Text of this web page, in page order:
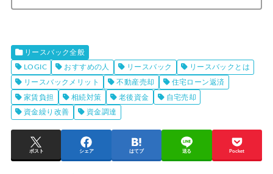
リースバック全般
LOGIC おすすめの人 リースバック リースバックとは
リースバックメリット 不動産売却 住宅ローン返済
家賃負担 相続対策 老後資金 自宅売却
資金繰り改善 資金調達
ポスト シェア はてブ 送る Pocket